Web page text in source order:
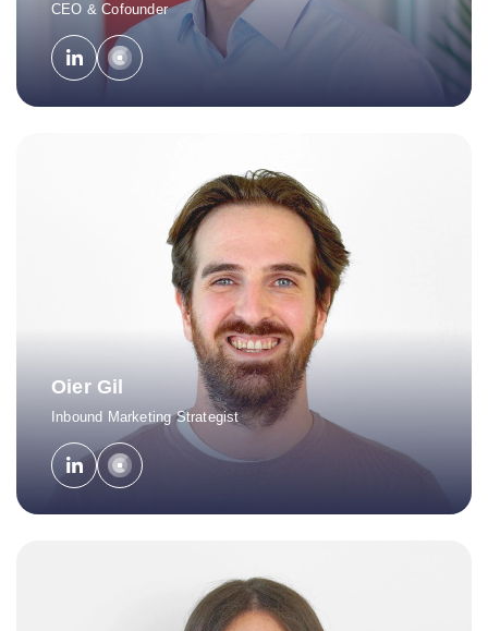
CEO & Cofounder
Oier Gil
Inbound Marketing Strategist